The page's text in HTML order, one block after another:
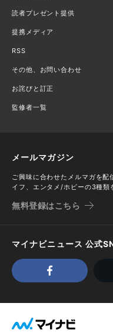
読者プレゼント提供
提携メディア
RSS
その他、お問い合わせ
お詫びと訂正
監修者一覧
メールマガジン
ご興味に合わせたメルマガを
イフ、エンタメ/ホビーの3種類
無料登録はこちら
マイナビニュース 公式